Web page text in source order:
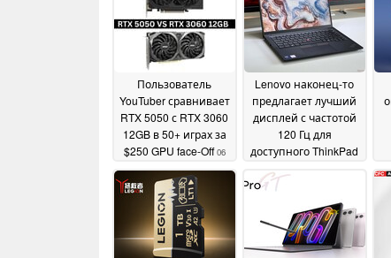
Пользователь
YouTuber сравнивает
RTX 5050 с RTX 3060
12GB в 50+ играх за
$250 GPU face-Off06
August 2025
Lenovo наконец-то
предлагает лучший
дисплей с частотой
120 Гц для
доступного ThinkPad